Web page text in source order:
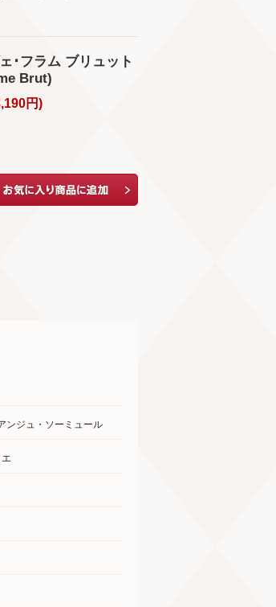
･フラム ブリュット
Brut)
円)
ンジュ・ソーミュール